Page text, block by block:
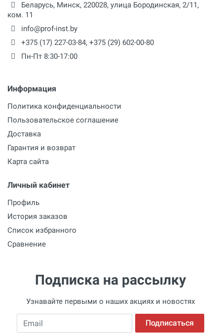
Беларусь, Минск, 220028, улица Бородинская, 2/11,
ком. 11
info@prof-inst.by
+375 (17) 227-03-84, +375 (29) 602-00-80
Пн-Пт 8:30-17:00
Информация
Политика конфиденциальности
Пользовательское соглашение
Доставка
Гарантия и возврат
Карта сайта
Личный кабинет
Профиль
История заказов
Список избранного
Сравнение
Подписка на рассылку
Узнавайте первыми о наших акциях и новостях
Email Подписаться